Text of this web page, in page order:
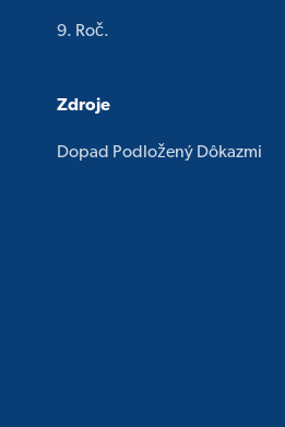
9. Roč.
Zdroje
Dopad Podložený Dôkazmi